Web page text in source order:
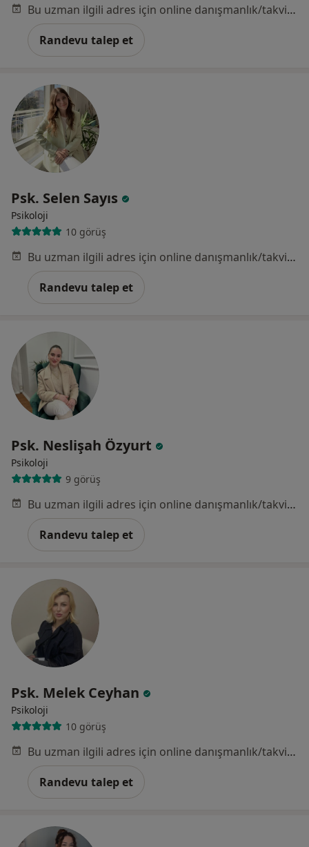
Bu uzman ilgili adres için online danışmanlık/takvim sunmuyor.
Randevu talep et
Psk. Selen Sayıs
Psikoloji
10 görüş
Bu uzman ilgili adres için online danışmanlık/takvim sunmuyor.
Randevu talep et
Psk. Neslişah Özyurt
Psikoloji
9 görüş
Bu uzman ilgili adres için online danışmanlık/takvim sunmuyor.
Randevu talep et
Psk. Melek Ceyhan
Psikoloji
10 görüş
Bu uzman ilgili adres için online danışmanlık/takvim sunmuyor.
Randevu talep et